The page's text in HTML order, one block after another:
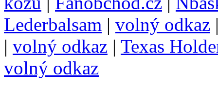
Lederbalsam | volný odkaz
| volný odkaz | Texas
volný odkaz